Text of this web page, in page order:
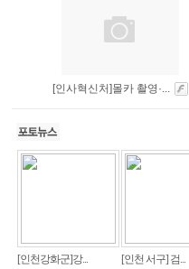
[인사혁신처]몰카 촬영·...
[인천강화군]강... [인천 서구] 검...